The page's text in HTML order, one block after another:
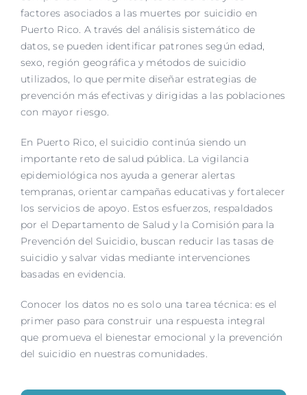
Ayuda 24/7
English
factores asociados a las muertes por suicidio en
Puerto Rico. A través del análisis sistemático de
datos, se pueden identificar patrones según edad,
sexo, región geográfica y métodos de suicidio
utilizados, lo que permite diseñar estrategias de
prevención más efectivas y dirigidas a las poblaciones
con mayor riesgo.
En Puerto Rico, el suicidio continúa siendo un
importante reto de salud pública. La vigilancia
epidemiológica nos ayuda a generar alertas
tempranas, orientar campañas educativas y fortalecer
los servicios de apoyo. Estos esfuerzos, respaldados
por el Departamento de Salud y la Comisión para la
Prevención del Suicidio, buscan reducir las tasas de
suicidio y salvar vidas mediante intervenciones
basadas en evidencia.
Conocer los datos no es solo una tarea técnica: es el
primer paso para construir una respuesta integral
que promueva el bienestar emocional y la prevención
del suicidio en nuestras comunidades.